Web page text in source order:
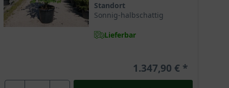
am Boden und dienen zur Stabilisierung von
Hanglagen gepflanzt und bezaubert zugleich
wird akzeptiert, begünstigt aber nicht die
Standort
Sonnig-halbschattig
Lieferbar
1.347,90 €